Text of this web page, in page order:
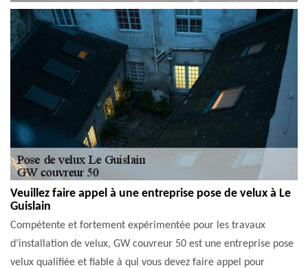
Veuillez faire appel à une entreprise pose de velux à Le
Guislain
Compétente et fortement expérimentée pour les travaux
d’installation de velux, GW couvreur 50 est une entreprise pose
velux qualifiée et fiable à qui vous devez faire appel pour